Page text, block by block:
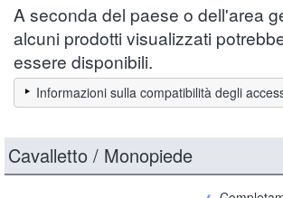
A seconda del paese o dell'area
alcuni prodotti visualizzati
essere disponibili.
Informazioni sulla compatibilità degli
Cavalletto / Monopiede